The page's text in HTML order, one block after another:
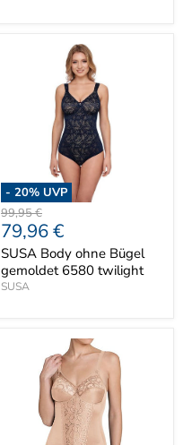
- 20% UVP
Ursprünglicher
Preis
99,95 €
Aktueller
Preis
79,96 €
SUSA Body ohne Bügel
gemoldet 6580 twilight
SUSA